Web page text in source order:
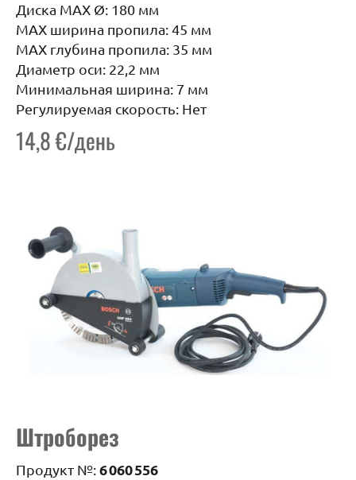
Диска MAX Ø: 180 мм
MAX ширина пропила: 45 мм
MAX глубина пропила: 35 мм
Диаметр оси: 22,2 мм
Минимальная ширина: 7 мм
Регулируемая скорость: Нет
14,8 €/день
Штроборез
Продукт №:6 060 556